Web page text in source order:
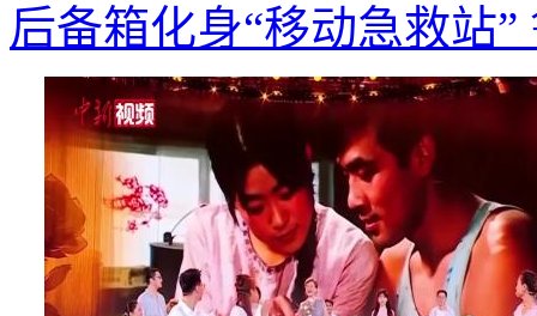
后备箱化身“移动急救站